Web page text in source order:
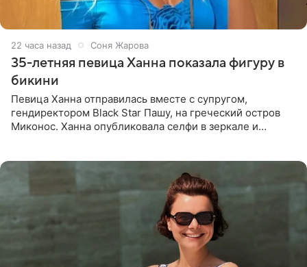
22 часа назад Соня Жарова
35-летняя певица Ханна показала фигуру в
бикини
Певица Ханна отправилась вместе с супругом,
гендиректором Black Star Пашу, на греческий остров
Миконос. Ханна опубликовала селфи в зеркале и